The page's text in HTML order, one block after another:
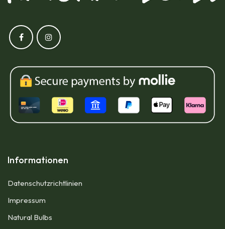
Informationen
Datenschutzrichtlinien
Impressum​
Natural Bulbs